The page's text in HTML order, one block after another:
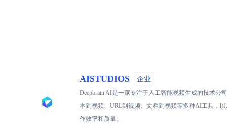
AISTUDIOS 企业
Deepbrain AI是一家专注于人工智能视频生成的技术
本到视频、URL到视频、文档到视频等多种AI工具，
作效率和质量。